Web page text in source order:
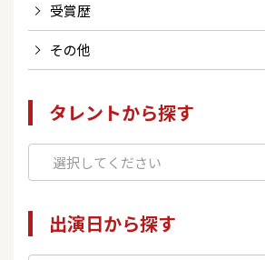
受賞歴
その他
タレントから探す
出演日から探す